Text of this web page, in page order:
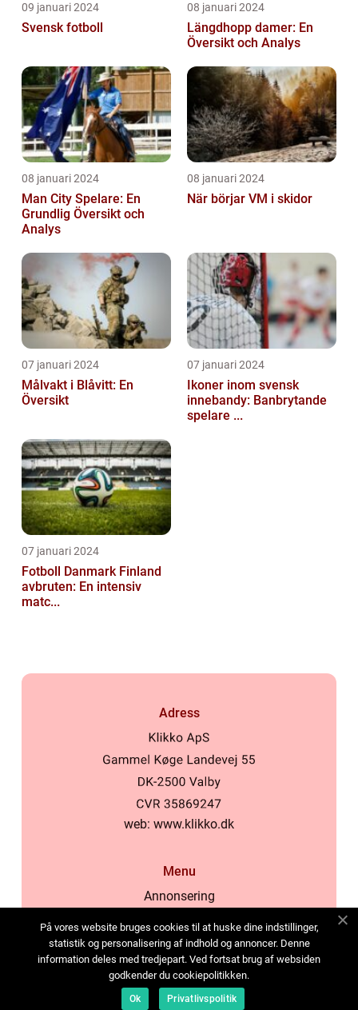
09 januari 2024
Svensk fotboll
08 januari 2024
Längdhopp damer: En
Översikt och Analys
08 januari 2024
Man City Spelare: En
Grundlig Översikt och
Analys
08 januari 2024
När börjar VM i skidor
07 januari 2024
Målvakt i Blåvitt: En
Översikt
07 januari 2024
Ikoner inom svensk
innebandy: Banbrytande
spelare ...
07 januari 2024
Fotboll Danmark Finland
avbruten: En intensiv
matc...
Adress
web: www.klikko.dk
Menu
Annonsering
Cookies
Kontakta oss
Sitemap
På vores website bruges cookies til at huske dine indstillinger,
statistik og personalisering af indhold og annoncer. Denne
information deles med tredjepart. Ved fortsat brug af websiden
godkender du cookiepolitikken.
Ok Privatlivspolitik